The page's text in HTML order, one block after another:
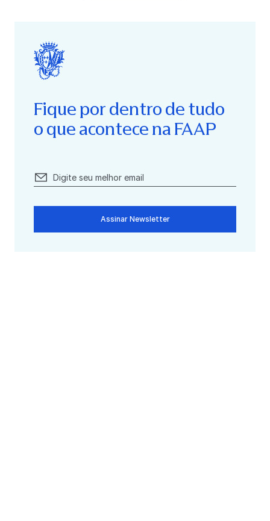
Fique por dentro de tudo
o que acontece na FAAP
Assinar Newsletter